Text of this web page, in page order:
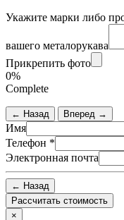
Укажите марки либо
вашего металорукава
Прикрепить фото
0%
Complete
← Назад Вперед →
Имя
Телефон *
Электронная почта
← Назад
×